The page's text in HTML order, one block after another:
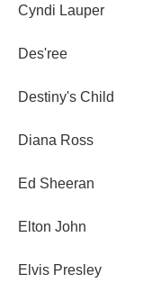
Cyndi Lauper
Des'ree
Destiny's Child
Diana Ross
Ed Sheeran
Elton John
Elvis Presley